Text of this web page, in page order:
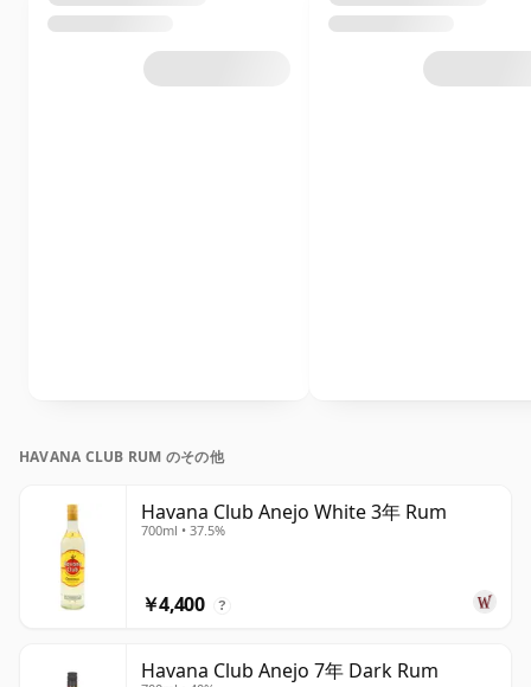
HAVANA CLUB RUM のその他
Havana Club Anejo White 3年 Rum
700ml • 37.5%
￥4,400 ?
Havana Club Anejo 7年 Dark Rum